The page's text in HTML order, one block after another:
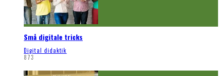
Små digitale tricks
Digital didaktik
873